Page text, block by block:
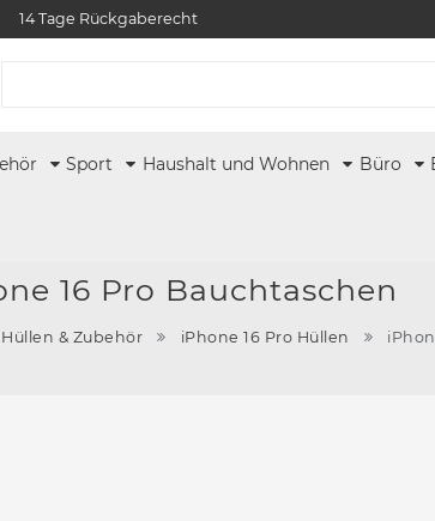
14 Tage Rückgaberecht
Sport Haushalt und Wohnen Büro
16 Pro Bauchtaschen
& Zubehör iPhone 16 Pro Hüllen